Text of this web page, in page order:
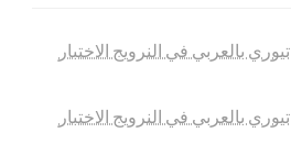
تيوري بالعربي في النرويج الاختبار
تيوري بالعربي في النرويج الاختبار